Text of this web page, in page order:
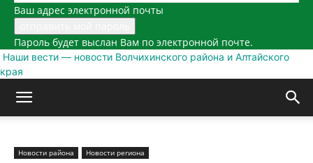
Ваш адрес электронной почты
Пароль будет выслан Вам по электронной почте.
Наши вести — новости Волчихинского района и Алтайского
края
Новости района Новости региона